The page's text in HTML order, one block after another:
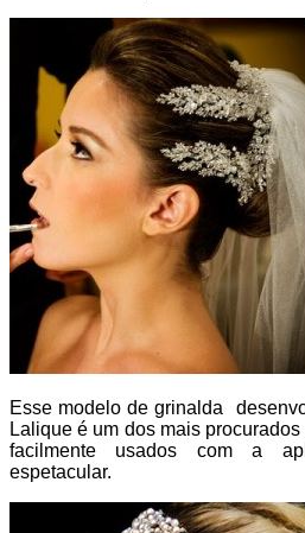
Esse modelo de grinalda
Lalique é um dos mais
facilmente usados com a
espetacular.